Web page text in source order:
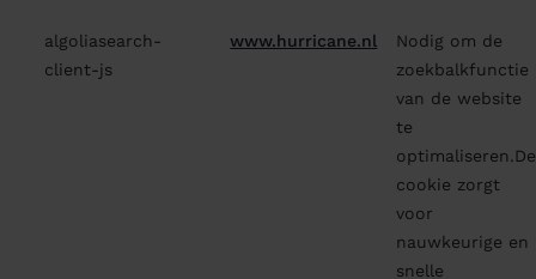
algoliasearch-
client-js
www.hurricane.nl
Nodig om de
zoekbalkfunctie
van de website
te
optimaliseren.De
cookie zorgt
voor
nauwkeurige en
snelle